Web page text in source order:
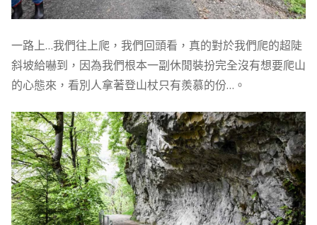
一路上…我們往上爬，我們回頭看，真的對於我們爬的超陡
斜坡給嚇到，因為我們根本一副休閒裝扮完全沒有想要爬山
的心態來，看別人拿著登山杖只有羨慕的份…。